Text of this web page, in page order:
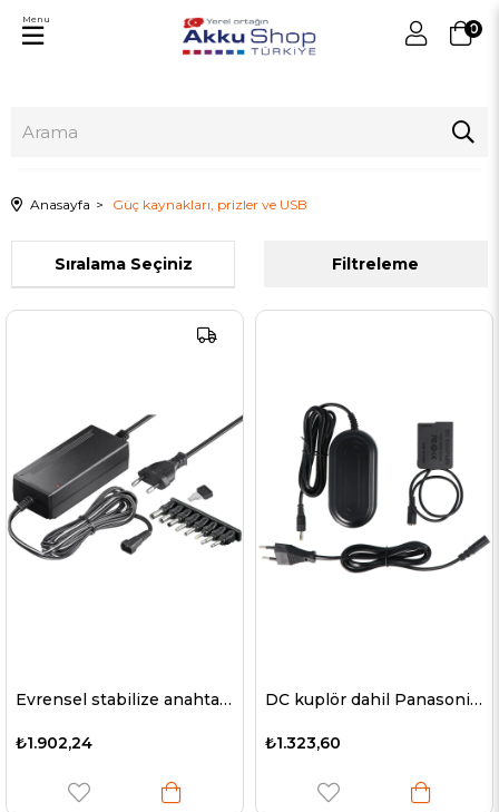
0
Menu
Anasayfa Güç kaynakları, prizler ve USB
Filtreleme
Sıralama
Evrensel stabilize anahtarlama güç kaynağı 3000mA ile Çevre Dostu
₺1.902,24
DC kuplör dahil Panasonic DMW-AC8, DCC8, DMW-BLC12E, DMW-DCC8GU, BP-DC12 için uygun kamera güç kaynağı
₺1.323,60